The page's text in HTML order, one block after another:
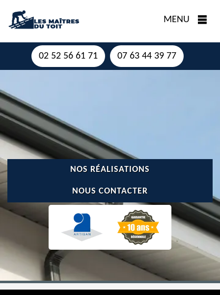
MENU
02 52 56 61 71 07 63 44 39 77
NOS RÉALISATIONS
NOUS CONTACTER